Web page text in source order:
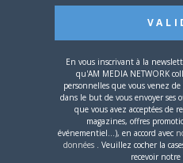
5 AOÛT 2026 0
L’AnimeLand Hors-Série
– Spécial Posters est
disponible !
En vous inscrivant à la
qu'AM MEDIA NETWORK
personnelles que vous venez
dans le but de vous envoyer ses
que vous avez acceptées de
magazines, offres
événementiel...), en accord avec
données . Veuillez cocher la
recevoir